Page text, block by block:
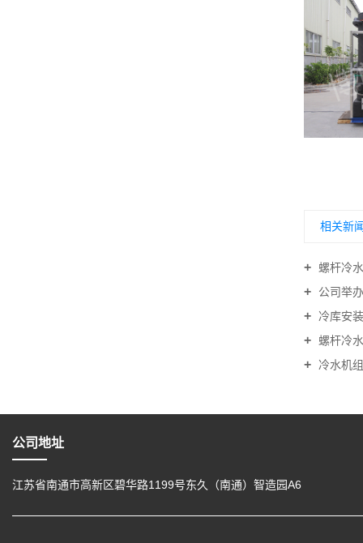
相关新
螺杆冷
公司举
冷库安
螺杆冷
冷水机
公司地址
江苏省南通市高新区碧华路1199号东久（南通）智造园A6